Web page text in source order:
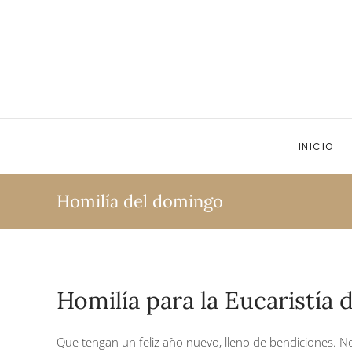
INICIO
Homilía del domingo
Homilía para la Eucaristía
Que tengan un feliz año nuevo, lleno de bendiciones.